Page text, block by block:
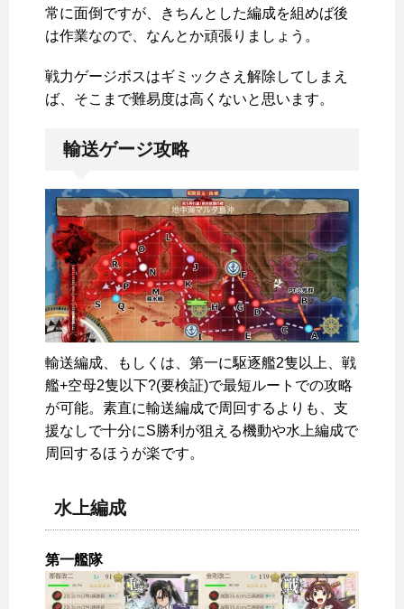
常に面倒ですが、きちんとした編成を組めば後
は作業なので、なんとか頑張りましょう。
戦力ゲージボスはギミックさえ解除してしまえ
ば、そこまで難易度は高くないと思います。
輸送ゲージ攻略
輸送編成、もしくは、第一に駆逐艦2隻以上、戦
艦+空母2隻以下?(要検証)で最短ルートでの攻略
が可能。素直に輸送編成で周回するよりも、支
援なしで十分にS勝利が狙える機動や水上編成で
周回するほうが楽です。
水上編成
第一艦隊